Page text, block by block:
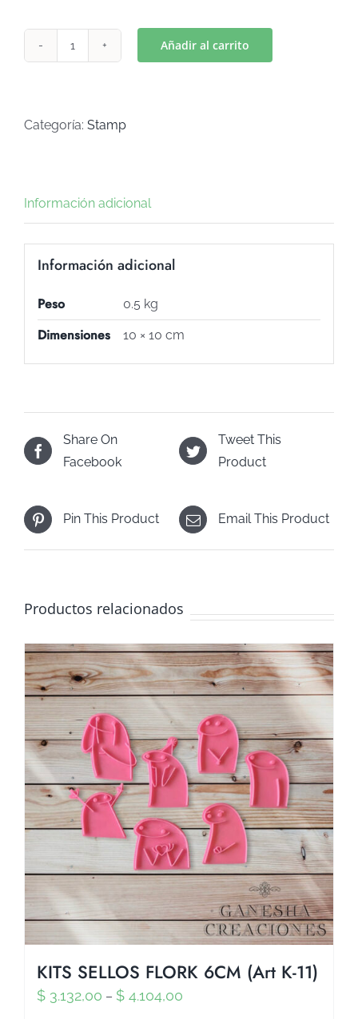
PERRITO
69)
Añadir al carrito
Categoría: Stamp
Información adicional
Información adicional
Peso 0.5 kg
Dimensiones 10 × 10 cm
Share On
Facebook
Tweet This
Product
Pin This Product Email This Product
Productos relacionados
KITS SELLOS FLORK 6CM (Art K-11)
$ 3.132,00 – $ 4.104,00